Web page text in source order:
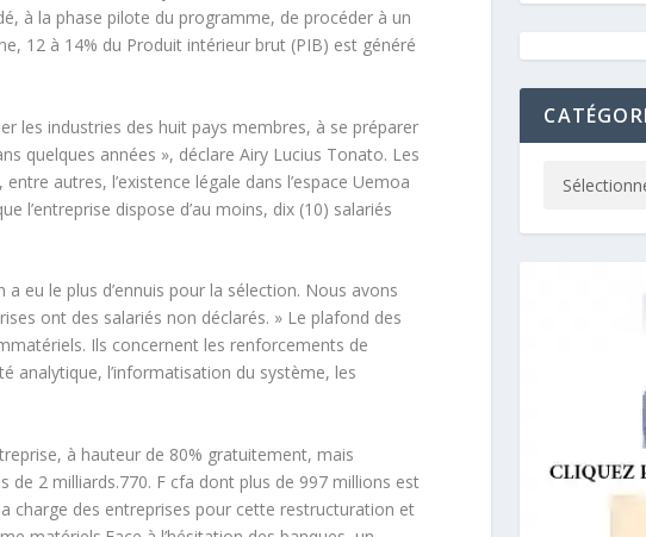
à la phase pilote du programme, de procéder à un
12 à 14% du Produit intérieur brut (PIB) est généré
les industries des huit pays membres, à se préparer
quelques années », déclare Airy Lucius Tonato. Les
autres, l’existence légale dans l’espace Uemoa
l’entreprise dispose d’au moins, dix (10) salariés
eu le plus d’ennuis pour la sélection. Nous avons
ont des salariés non déclarés. » Le plafond des
Ils concernent les renforcements de
analytique, l’informatisation du système, les
à hauteur de 80% gratuitement, mais
de 2 milliards.770. F cfa dont plus de 997 millions est
charge des entreprises pour cette restructuration et